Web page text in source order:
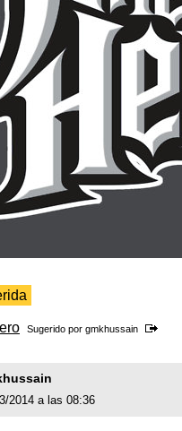
Sugerido por gmkhussain
2014 a las 08:36